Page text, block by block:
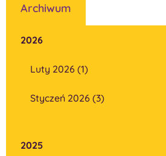
Archiwum
2026
Luty 2026 (1)
Styczeń 2026 (3)
2025